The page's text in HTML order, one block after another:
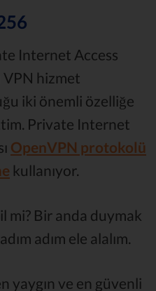
Internet Access
VPN hizmet
iki önemli özelliğe
Private Internet
OpenVPN protokolü
kullanıyor.
mi? Bir anda duymak
adım ele alalım.
yaygın ve en güvenli